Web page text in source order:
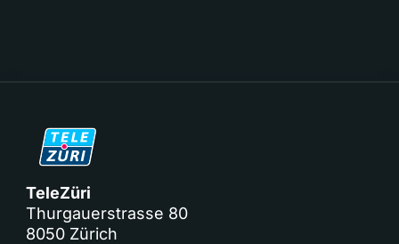
TeleZüri
Thurgauerstrasse 80
8050 Zürich